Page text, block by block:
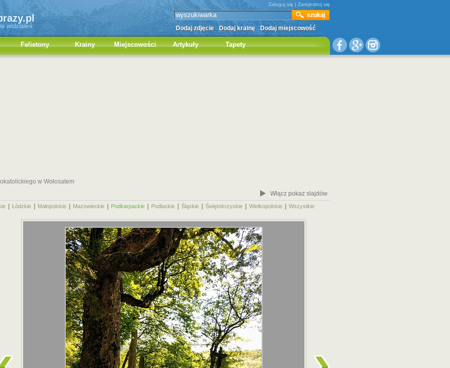
widziałeś
Zaloguj się | Zarejestruj się
Dodaj zdjęcie Dodaj krainę Dodaj miejscowość
Felietony Krainy Miejscowości Artykuły Tapety
w Wołosatem
Włącz pokaz slajdów
Łódzkie Małopolskie Mazowieckie Podkarpackie Podlaskie Śląskie Świętokrzyskie Wielkopolskie Wszystkie